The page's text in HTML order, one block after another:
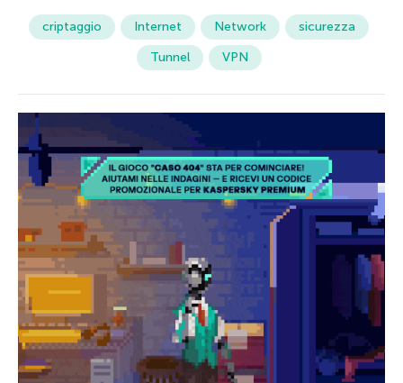
criptaggio Internet Network
sicurezza
Tunnel
VPN